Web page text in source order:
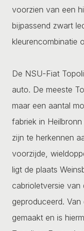
voorzien van een
bijpassend zwart
kleurencombinatie
De NSU-Fiat
auto. De meeste
maar een aantal
fabriek in
zijn te herkennen
voorzijde,
ligt de plaats
cabrioletversie
geproduceerd.
gemaakt en is